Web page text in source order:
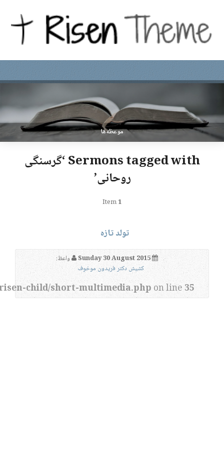
موعظه‌ها
Sermons tagged with ‘گرسنگی
روحانی’
1
تولد تازه
Sunday 30 August 2015
واعظ:
کشیش دکتر فریدون موخوف
child/short-multimedia.php on line 35